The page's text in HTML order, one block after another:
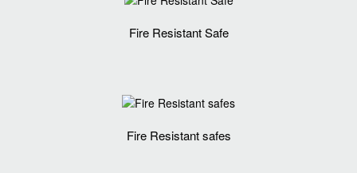
Fire Resistant Safe
Fire Resistant safes